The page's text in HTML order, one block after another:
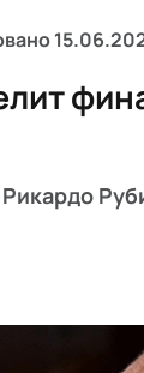
Рикардо